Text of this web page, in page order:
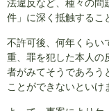
法違反など、種々の問
件」に深く抵触するこ
不許可後、何年くらい
重、罪を犯した本人の
者がみてそうであろう
ことができないといけ